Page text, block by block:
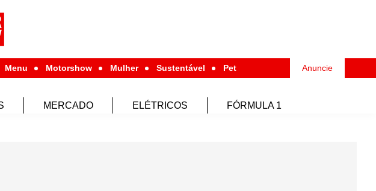
Menu Motorshow Mulher Sustentável Pet Anuncie
MERCADO ELÉTRICOS FÓRMULA 1